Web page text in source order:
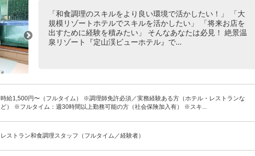
「和食調理のスキルをより良い環境で活かしたい！」 「大
規模リゾートホテルでスキルを活かしたい」 「将来お店を
出すために経験を積みたい」 そんなあなたは必見！ 絶景温
泉リゾート『定山渓ビューホテル』で...
時給1,500円〜（フルタイム） ※調理師免許必須／実務経験ある方（ホテル・レストランな
ど） ※フルタイム：週30時間以上勤務可能の方（社会保険加入有） ※スキ...
レストラン和食調理スタッフ（フルタイム／経験者）